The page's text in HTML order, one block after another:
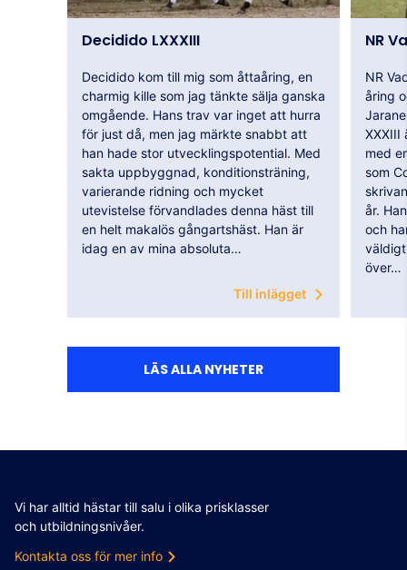
Decidido LXXXIII
Decidido kom till mig som åttaåring, en
charmig kille som jag tänkte sälja ganska
omgående. Hans trav var inget att hurra
för just då, men jag märkte snabbt att
han hade stor utvecklingspotential. Med
sakta uppbyggnad, konditionsträning,
varierande ridning och mycket
utevistelse förvandlades denna häst till
en helt makalös gångartshäst. Han är
idag en av mina absoluta…
Till inlägget
NR
NR
åring
XXXIII
med
som
år.
och
över…
LÄS ALLA NYHETER
Vi har alltid hästar till salu i olika prisklasser
och utbildningsnivåer.
Kontakta oss för mer info